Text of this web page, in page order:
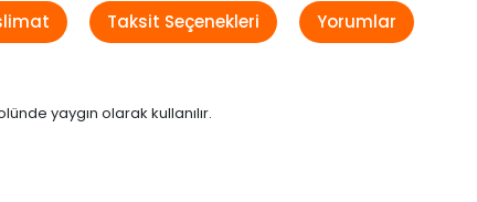
Taksit Seçenekleri Yorumlar
yaygın olarak kullanılır.